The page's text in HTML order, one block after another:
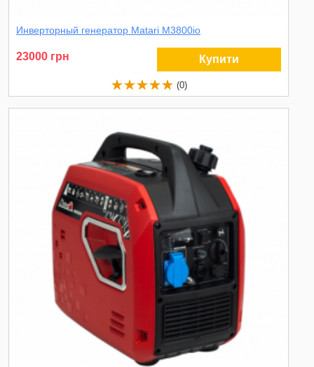
Инверторный генератор Matari M3800io
23000 грн Купити
(0)